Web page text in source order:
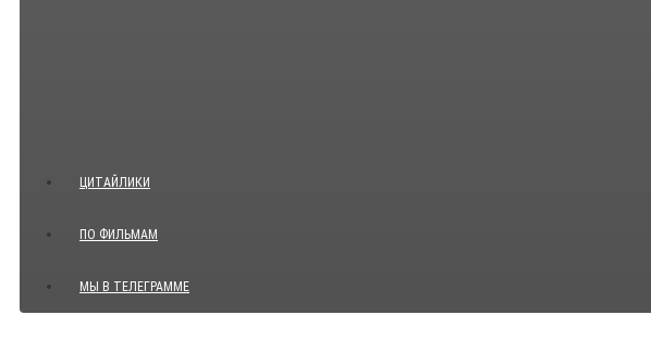
ЦИТАЙЛИКИ
ПО ФИЛЬМАМ
МЫ В ТЕЛЕГРАММЕ